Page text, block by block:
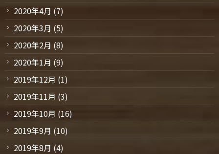
2020年4月 (7)
2020年3月 (5)
2020年2月 (8)
2020年1月 (9)
2019年12月 (1)
2019年11月 (3)
2019年10月 (16)
2019年9月 (10)
2019年8月 (4)